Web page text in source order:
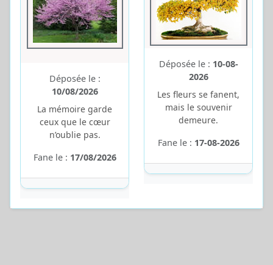
Déposée le :
10/08/2026
La mémoire garde
ceux que le cœur
n’oublie pas.
Fane le : 17/08/2026
Déposée le : 10-08-
2026
Les fleurs se fanent,
mais le souvenir
demeure.
Fane le : 17-08-2026